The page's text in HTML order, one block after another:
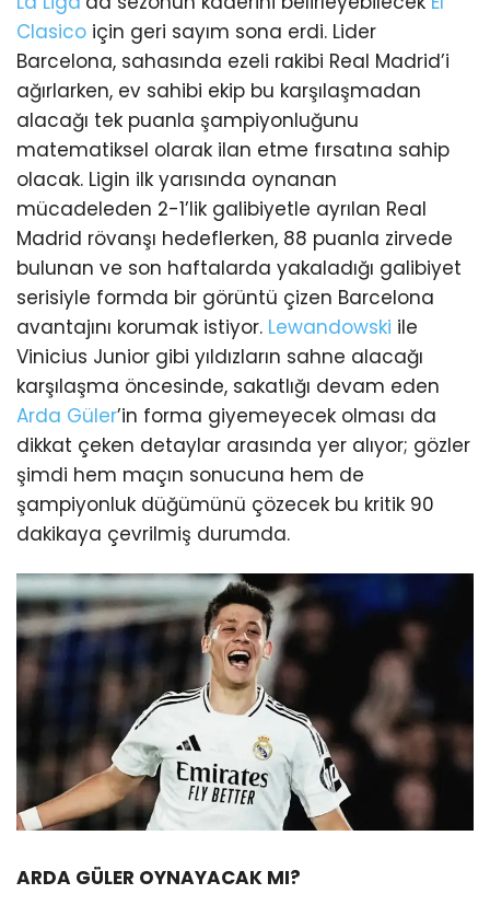
Clasico için geri sayım sona erdi. Lider
Barcelona, sahasında ezeli rakibi Real Madrid’i
ağırlarken, ev sahibi ekip bu karşılaşmadan
alacağı tek puanla şampiyonluğunu
matematiksel olarak ilan etme fırsatına sahip
olacak. Ligin ilk yarısında oynanan
mücadeleden 2-1’lik galibiyetle ayrılan Real
Madrid rövanşı hedeflerken, 88 puanla zirvede
bulunan ve son haftalarda yakaladığı galibiyet
serisiyle formda bir görüntü çizen Barcelona
avantajını korumak istiyor. Lewandowski ile
Vinicius Junior gibi yıldızların sahne alacağı
karşılaşma öncesinde, sakatlığı devam eden
Arda Güler’in forma giyemeyecek olması da
dikkat çeken detaylar arasında yer alıyor; gözler
şimdi hem maçın sonucuna hem de
şampiyonluk düğümünü çözecek bu kritik 90
dakikaya çevrilmiş durumda.
ARDA GÜLER OYNAYACAK MI?